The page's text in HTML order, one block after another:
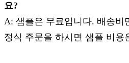
요?
A: 샘플은 무료입니다. 배송비
정식 주문을 하시면 샘플 비용